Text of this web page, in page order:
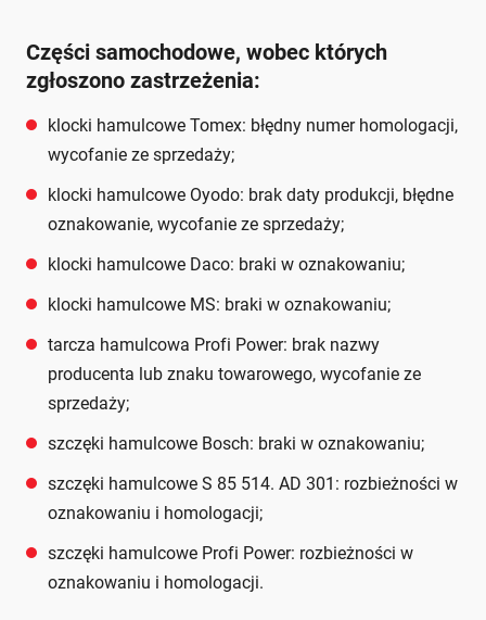
Części samochodowe, wobec których
zgłoszono zastrzeżenia:
klocki hamulcowe Tomex: błędny numer homologacji,
wycofanie ze sprzedaży;
klocki hamulcowe Oyodo: brak daty produkcji, błędne
oznakowanie, wycofanie ze sprzedaży;
klocki hamulcowe Daco: braki w oznakowaniu;
klocki hamulcowe MS: braki w oznakowaniu;
tarcza hamulcowa Profi Power: brak nazwy
producenta lub znaku towarowego, wycofanie ze
sprzedaży;
szczęki hamulcowe Bosch: braki w oznakowaniu;
szczęki hamulcowe S 85 514. AD 301: rozbieżności w
oznakowaniu i homologacji;
szczęki hamulcowe Profi Power: rozbieżności w
oznakowaniu i homologacji.